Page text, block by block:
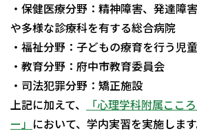
・保健医療分野：精神障害、発達障
や多様な診療科を有する総合病院
・福祉分野：子どもの療育を行う児
・教育分野：府中市教育委員会
・司法犯罪分野：矯正施設
上記に加えて、
「心理学科附属ここ
ー」 において、学内実習を実施します